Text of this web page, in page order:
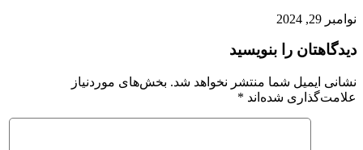
نوامبر 29, 2024
دیدگاهتان را بنویسید
نشانی ایمیل شما منتشر نخواهد شد. بخش‌های موردنیاز
علامت‌گذاری شده‌اند *